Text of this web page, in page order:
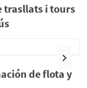
trasllats i tours
de flota y